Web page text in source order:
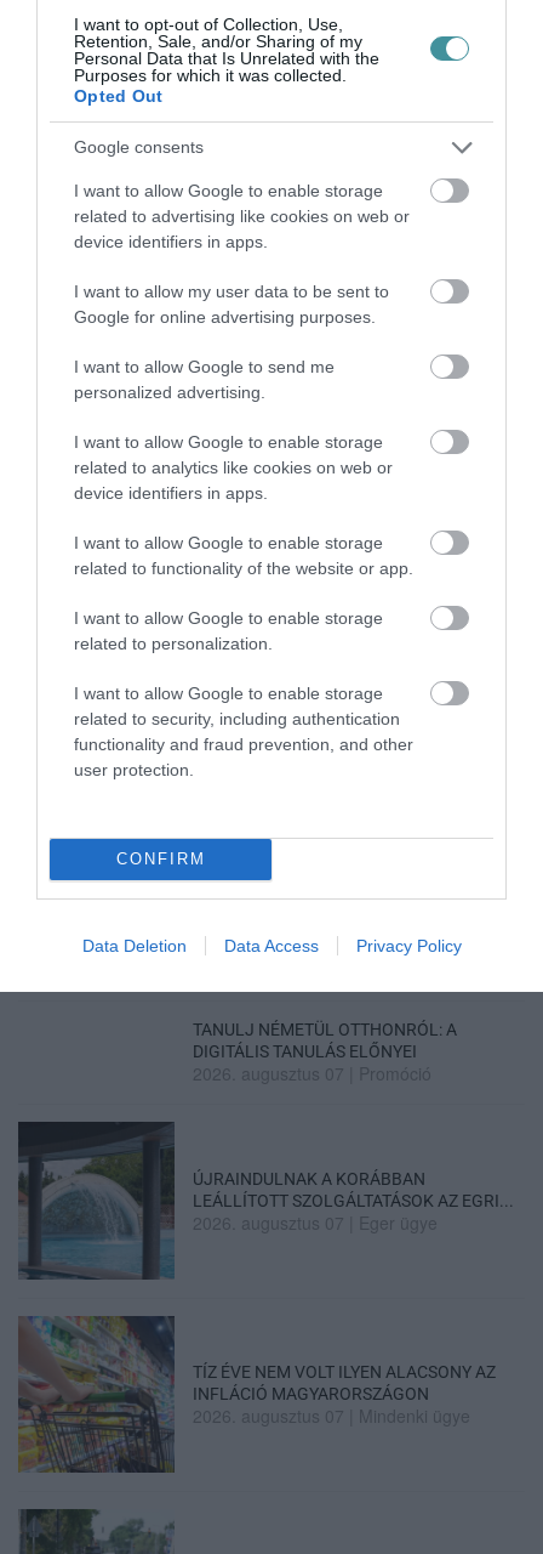
I want to opt-out of Collection, Use,
Retention, Sale, and/or Sharing of my
Personal Data that Is Unrelated with the
Purposes for which it was collected.
Opted Out
Google consents
I want to allow Google to enable storage
related to advertising like cookies on web or
device identifiers in apps.
I want to allow my user data to be sent to
Google for online advertising purposes.
I want to allow Google to send me
personalized advertising.
I want to allow Google to enable storage
related to analytics like cookies on web or
device identifiers in apps.
I want to allow Google to enable storage
related to functionality of the website or app.
I want to allow Google to enable storage
related to personalization.
I want to allow Google to enable storage
related to security, including authentication
functionality and fraud prevention, and other
user protection.
CONFIRM
Data Deletion Data Access Privacy Policy
Legfrissebb híreink
35 PERCES TANÓRÁK ÉS KEVESEBB HÁZI
FELADAT JÖHET AZ ALSÓ ...
2026. augusztus 08
BAKA ANDRÁST JELÖLI KÖZTÁRSASÁGI
ELNÖKNEK A TISZA
2026. augusztus 08|Mindenki ügye
2026. augusztus 08|Mindenki ügye
TATA ELBŰVÖLŐ LÁTVÁNYOSSÁGAI,
AMIKÉRT ÉRDEMES MEGNÉZNI
TÖBB MINT EGY HÓNAP IS LEHET, MIRE
TELJESEN ÚJRAINDUL A P...
TANULJ NÉMETÜL OTTHONRÓL: A
DIGITÁLIS TANULÁS ELŐNYEI
2026. augusztus 07 Promóció
ÚJRAINDULNAK A KORÁBBAN
LEÁLLÍTOTT SZOLGÁLTATÁSOK AZ EGRI...
2026. augusztus 07 Eger ügye
TÍZ ÉVE NEM VOLT ILYEN ALACSONY AZ
INFLÁCIÓ MAGYARORSZÁGON
2026. augusztus 07 Mindenki ügye